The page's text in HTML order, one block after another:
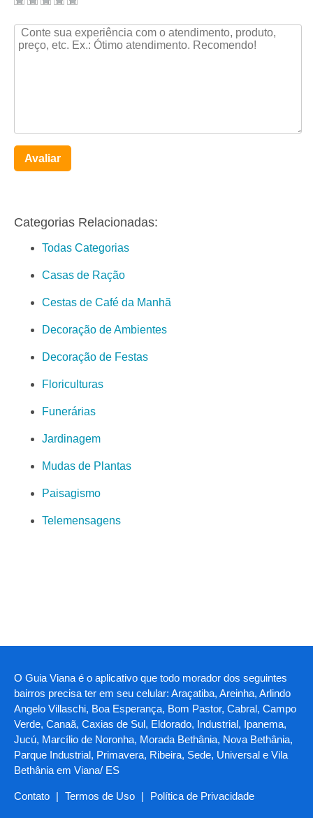
Avaliar
Categorias Relacionadas:
Todas Categorias
Casas de Ração
Cestas de Café da Manhã
Decoração de Ambientes
Decoração de Festas
Floriculturas
Funerárias
Jardinagem
Mudas de Plantas
Paisagismo
Telemensagens
O Guia Viana é o aplicativo que todo morador dos seguintes
bairros precisa ter em seu celular: Araçatiba, Areinha, Arlindo
Angelo Villaschi, Boa Esperança, Bom Pastor, Cabral, Campo
Verde, Canaã, Caxias de Sul, Eldorado, Industrial, Ipanema,
Jucú, Marcílio de Noronha, Morada Bethânia, Nova Bethânia,
Parque Industrial, Primavera, Ribeira, Sede, Universal e Vila
Bethânia em Viana/ ES
Contato | Termos de Uso | Política de Privacidade